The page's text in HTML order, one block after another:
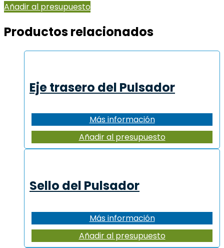
Añadir al presupuesto
Productos relacionados
Eje trasero del Pulsador
Más información
Añadir al presupuesto
Sello del Pulsador
Más información
Añadir al presupuesto